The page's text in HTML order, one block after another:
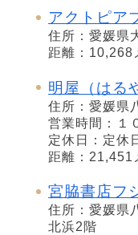
アクトピア
住所：愛媛県
距離：10,268
明屋（はる
住所：愛媛県
営業時間：１
定休日：定休
距離：21,451
宮脇書店フ
住所：愛媛県
北浜2階